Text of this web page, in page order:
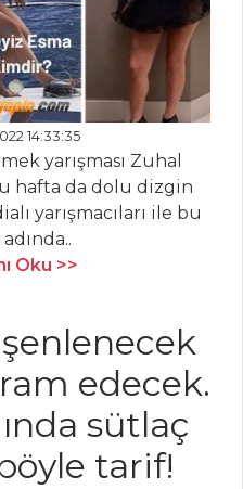
14:33:35
yarışması Zuhal
hafta da dolu dizgin
yarışmacıları ile bu
Oku >>
şenlenecek
edecek.
sütlaç
tarif!